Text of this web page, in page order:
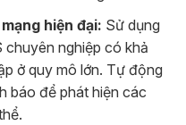
hiện đại: Sử dụng
nghiệp có khả
ở quy mô lớn. Tự động
báo để phát hiện các